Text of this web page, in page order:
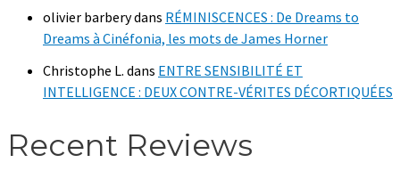
olivier barberydans RÉMINISCENCES : De Dreams to
Dreams à Cinéfonia, les mots de James Horner
Christophe L. dans ENTRE SENSIBILITÉ ET
INTELLIGENCE : DEUX CONTRE-VÉRITES DÉCORTIQUÉES
Recent Reviews